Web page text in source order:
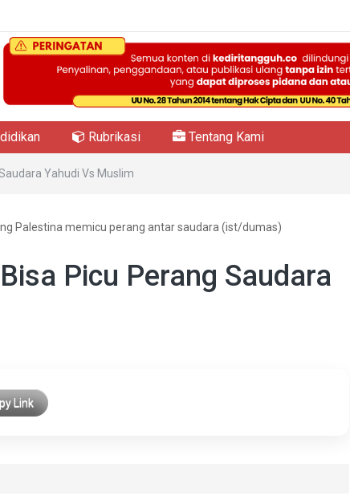
Rubrikasi Tentang Kami
Yahudi Vs Muslim
Palestina memicu perang antar saudara (ist/dumas)
Picu Perang Saudara
Link